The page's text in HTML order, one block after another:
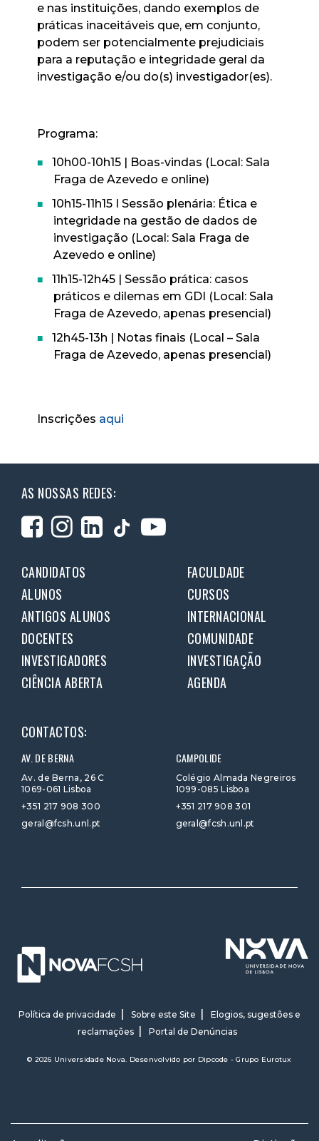
e nas instituições, dando exemplos de
práticas inaceitáveis que, em conjunto,
podem ser potencialmente prejudiciais
para a reputação e integridade geral da
investigação e/ou do(s) investigador(es).
Programa:
10h00-10h15 | Boas-vindas (Local: Sala
Fraga de Azevedo e online)
10h15-11h15 I Sessão plenária: Ética e
integridade na gestão de dados de
investigação (Local: Sala Fraga de
Azevedo e online)
11h15-12h45 | Sessão prática: casos
práticos e dilemas em GDI (Local: Sala
Fraga de Azevedo, apenas presencial)
12h45-13h | Notas finais (Local – Sala
Fraga de Azevedo, apenas presencial)
Inscrições aqui
AS NOSSAS REDES:
CANDIDATOS
FACULDADE
ALUNOS
CURSOS
ANTIGOS ALUNOS
INTERNACIONAL
DOCENTES
COMUNIDADE
INVESTIGADORES
INVESTIGAÇÃO
CIÊNCIA ABERTA
AGENDA
CONTACTOS:
AV. DE BERNA
Av. de Berna, 26 C
1069-061 Lisboa
+351 217 908 300
geral@fcsh.unl.pt
CAMPOLIDE
Colégio Almada Negreiros
1099-085 Lisboa
+351 217 908 301
geral@fcsh.unl.pt
Política de privacidade Sobre este Site
Elogios, sugestões e
reclamações
Portal de Denúncias
© 2026 Universidade Nova. Desenvolvido por Dipcode - Grupo Eurotux